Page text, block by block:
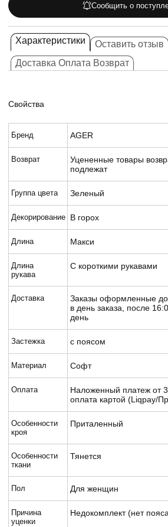
Сообщить о
Характеристики Оставить отзыв
Доставка Оплата Возврат
Свойства
Бренд AGER
Возврат
Уцененные товары
подлежат
Группа цвета Зеленый
Декорирование В горох
Длина Макси
Длина
рукава
С короткими рукавами
Доставка
Заказы оформленные
в день заказа, после
день
Застежка с поясом
Материал Софт
Оплата
Наложенный платеж от
оплата картой (Liqpay/
Особенности
кроя
Приталенный
Особенности
ткани
Тянется
Пол Для женщин
Причина
уценки
Недокомплект (нет